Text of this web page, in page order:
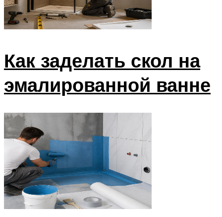
Как заделать скол на
эмалированной ванне